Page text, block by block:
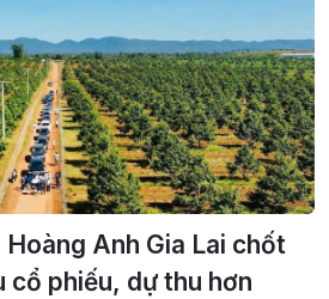
Anh Gia Lai chốt
cổ phiếu, dự thu hơn